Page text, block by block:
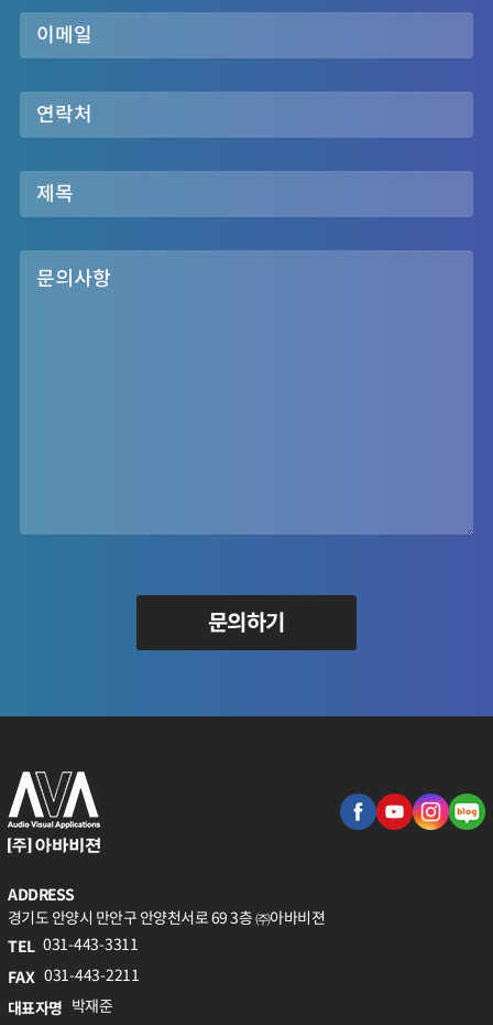
문의하기
ADDRESS
경기도 안양시 만안구 안양천서로 69 3층 ㈜아바비젼
TEL 031-443-3311
FAX 031-443-2211
대표자명 박재준